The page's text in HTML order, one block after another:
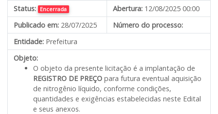
Status: Encerrada Abertura: 12/08/2025 00:00
Publicado em: 28/07/2025
Número do processo:
Entidade: Prefeitura
Objeto:
O objeto da presente licitação é a implantação de
REGISTRO DE PREÇO para futura eventual aquisição
de nitrogênio líquido, conforme condições,
quantidades e exigências estabelecidas neste Edital
e seus anexos.